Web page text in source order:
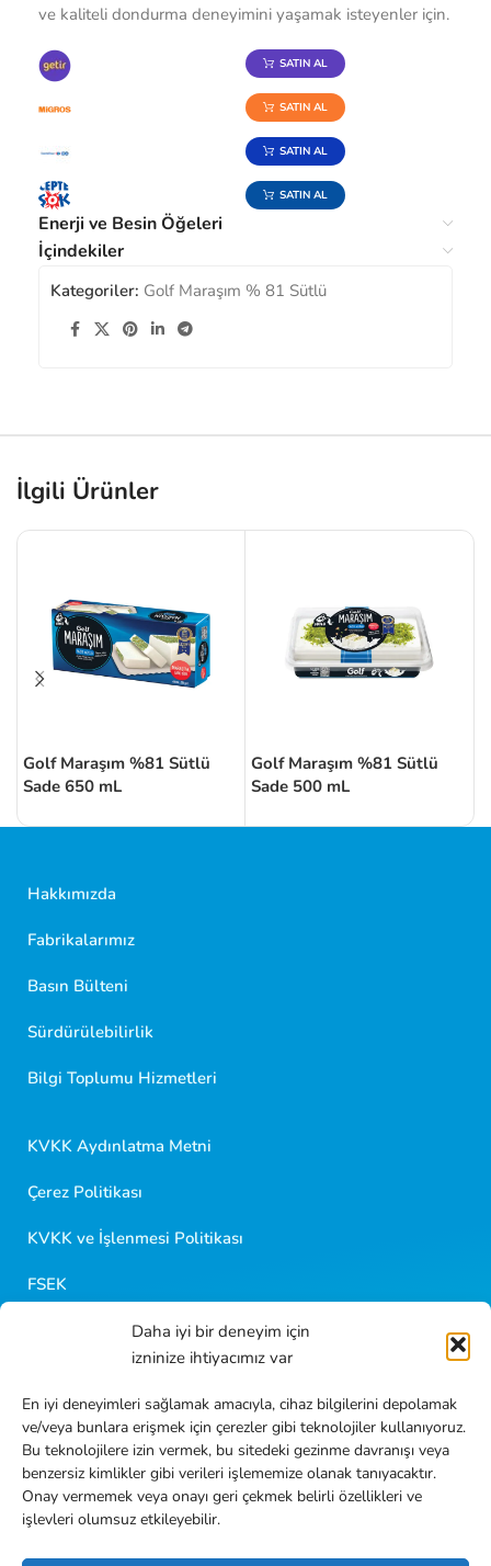
Daha iyi bir deneyim için
izninize ihtiyacımız var
En iyi deneyimleri sağlamak amacıyla, cihaz bilgilerini depolamak
ve/veya bunlara erişmek için çerezler gibi teknolojiler kullanıyoruz.
Bu teknolojilere izin vermek, bu sitedeki gezinme davranışı veya
benzersiz kimlikler gibi verileri işlememize olanak tanıyacaktır.
Onay vermemek veya onayı geri çekmek belirli özellikleri ve
işlevleri olumsuz etkileyebilir.
ve kaliteli dondurma deneyimini yaşamak isteyenler için.
SATIN AL
SATIN AL
SATIN AL
SATIN AL
Enerji ve Besin Öğeleri
İçindekiler
Kategoriler: Golf Maraşım % 81 Sütlü
İlgili Ürünler
Golf Maraşım %81 Sütlü
Sade 650 mL
Golf Maraşım %81 Sütlü
Sade 500 mL
Hakkımızda
Fabrikalarımız
Basın Bülteni
Sürdürülebilirlik
Bilgi Toplumu Hizmetleri
KVKK Aydınlatma Metni
Çerez Politikası
KVKK ve İşlenmesi Politikası
FSEK
Blog İçerikleri
Sıkça Sorulan Sorular
İletişim
Golf Dondurma Dijital Asistanı
Kısa sorular sorabilir veya aşağıdaki seçeneklerden
birini seçebilirsiniz.